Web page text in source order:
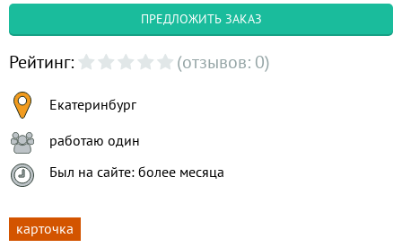
ПРЕДЛОЖИТЬ ЗАКАЗ
Рейтинг: (отзывов: 0)
Екатеринбург
работаю один
Был на сайте: более месяца
карточка